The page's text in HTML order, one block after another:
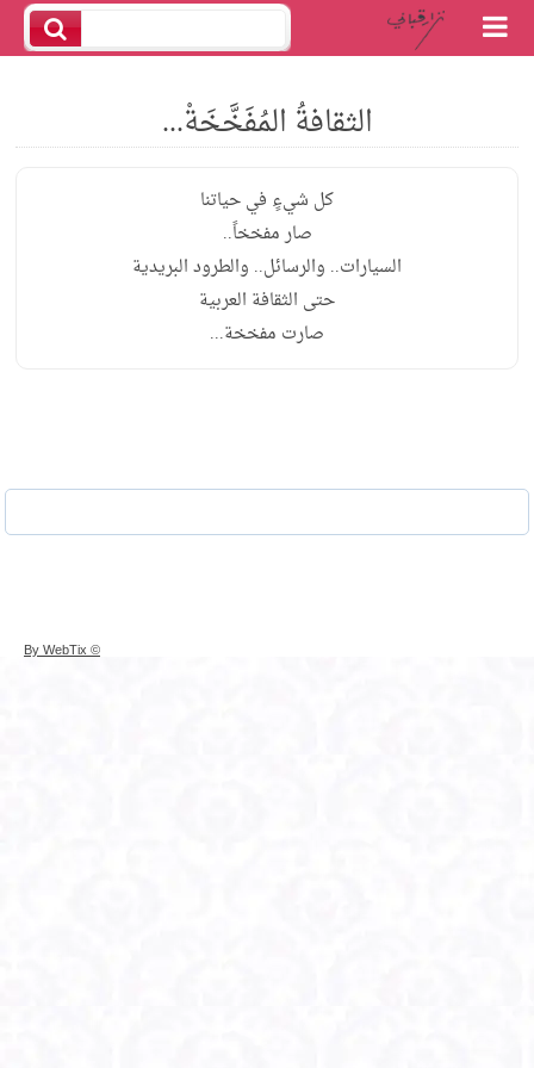
الثقافةُ المُفَخَّخَةْ...
كل شيءٍ في حياتنا
صار مفخخاً..
السيارات.. والرسائل.. والطرود البريدية
حتى الثقافة العربية
صارت مفخخة...
© By WebTix